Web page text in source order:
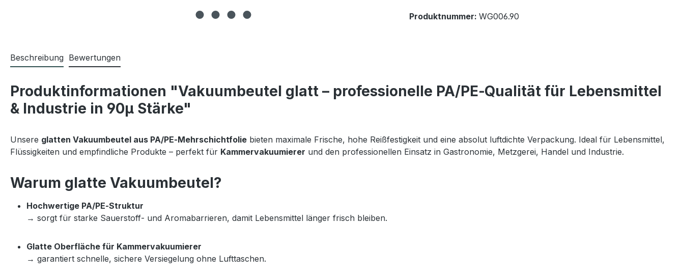
Produktnummer: WG006.90
Beschreibung Bewertungen
Produktinformationen "Vakuumbeutel glatt – professionelle PA/PE‑Qualität für Lebensmittel
& Industrie in 90µ Stärke"
Unsere glatten Vakuumbeutel aus PA/PE‑Mehrschichtfolie bieten maximale Frische, hohe Reißfestigkeit und eine absolut luftdichte Verpackung. Ideal für Lebensmittel,
Flüssigkeiten und empfindliche Produkte – perfekt für Kammervakuumierer und den professionellen Einsatz in Gastronomie, Metzgerei, Handel und Industrie.
Warum glatte Vakuumbeutel?
Hochwertige PA/PE‑Struktur
→ sorgt für starke Sauerstoff‑ und Aromabarrieren, damit Lebensmittel länger frisch bleiben.
Glatte Oberfläche für Kammervakuumierer
→ garantiert schnelle, sichere Versiegelung ohne Lufttaschen.